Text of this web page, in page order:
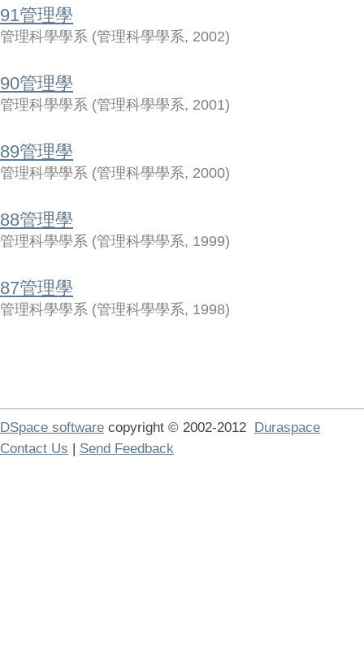
91管理學
管理科學學系 (管理科學學系, 2002)
90管理學
管理科學學系 (管理科學學系, 2001)
89管理學
管理科學學系 (管理科學學系, 2000)
88管理學
管理科學學系 (管理科學學系, 1999)
87管理學
管理科學學系 (管理科學學系, 1998)
DSpace software copyright © 2002-2012 Duraspace
Contact Us | Send Feedback